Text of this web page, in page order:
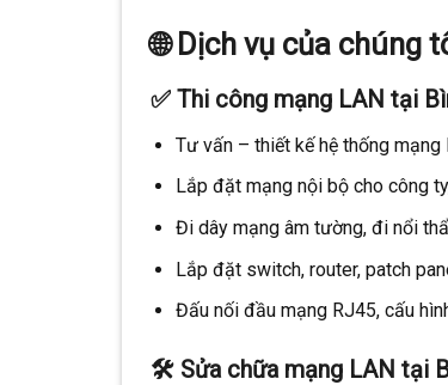
🌐 Dịch vụ của chúng
✅ Thi công mạng LAN tại
Tư vấn – thiết kế hệ thống mạng
Lắp đặt mạng nội bộ cho công
Đi dây mạng âm tường, đi nổi
Lắp đặt switch, router, patch
Đấu nối đầu mạng RJ45, cấu
🛠️ Sửa chữa mạng LAN tại